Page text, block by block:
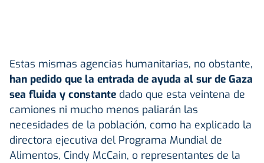
Estas mismas agencias humanitarias, no obstante,
han pedido que la entrada de ayuda al sur de Gaza
sea fluida y constante dado que esta veintena de
camiones ni mucho menos paliarán las
necesidades de la población, como ha explicado la
directora ejecutiva del Programa Mundial de
Alimentos, Cindy McCain, o representantes de la